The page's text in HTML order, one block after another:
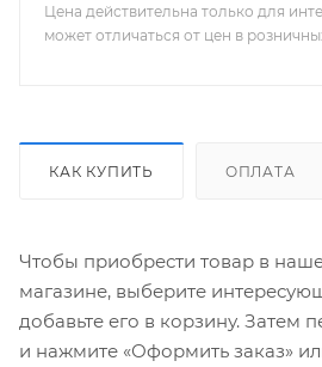
Цена действительна только для
может отличаться от цен в
КАК КУПИТЬ ОПЛАТА
Чтобы приобрести товар в
магазине, выберите
добавьте его в корзину. Затем
и нажмите «Оформить заказ»